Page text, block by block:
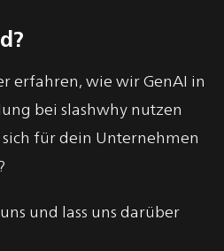
erfahren, wie wir GenAI in
bei slashwhy nutzen
für dein Unternehmen
und lass uns darüber